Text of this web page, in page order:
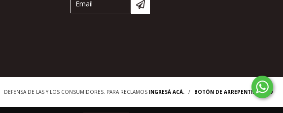
DEFENSA DE LAS Y LOS CONSUMIDORES. PARA RECLAMOS INGRESÁ ACÁ. / BOTÓN DE ARREPENTIMIENTO